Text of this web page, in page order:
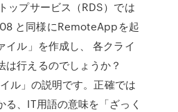
ップサービス（RDS）では
と同様にRemoteAppを起
イル」を作成し、 各クライ
は行えるのでしょうか？
ル」の説明です。正確では
る、IT用語の意味を「ざっく